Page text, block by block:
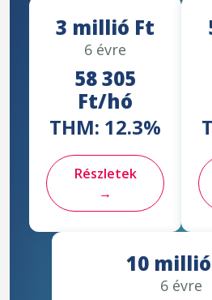
3 millió Ft
6 évre
58 305
Ft/hó
THM: 12.3%
Részletek
→
10
6 évre